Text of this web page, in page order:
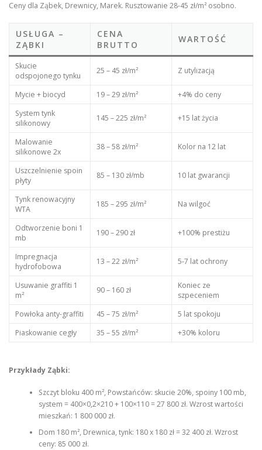
Ceny dla Ząbek, Drewnicy, Marek. Rusztowanie 28-45 zł/m² osobno.
USŁUGA –
ZĄBKI
CENA
BRUTTO
WARTOŚĆ
Skucie
odspojonego tynku
25 – 45 zł/m² Z utylizacją
Mycie + biocyd 19 – 29 zł/m²
+4% do ceny
System tynk
silikonowy
145 – 225 zł/m² +15 lat życia
Malowanie
silikonowe 2x
38 – 58 zł/m² Kolor na 12 lat
Uszczelnienie spoin
płyty
85 – 130 zł/mb 10 lat gwarancji
Tynk renowacyjny
WTA
185 – 295 zł/m² Na wilgoć
Odtworzenie boni 1
mb
190 – 290 zł +100% prestiżu
Impregnacja
hydrofobowa
13 – 22 zł/m² 5-7 lat ochrony
Usuwanie graffiti 1
m²
90 – 160 zł
Koniec ze
szpeceniem
Powłoka anty-graffiti
45 – 75 zł/m²
5 lat spokoju
Piaskowanie cegły
35 – 55 zł/m² +30% koloru
Przykłady Ząbki:
Szczyt bloku 400 m², Powstańców: skucie 20%, spoiny 100 mb,
system = 400×0,2×210 + 100×110 = 27 800 zł. Wzrost wartości
mieszkań: 1 800 000 zł.
Dom 180 m², Drewnica, tynk: 180 x 180 zł = 32 400 zł. Wzrost
ceny: 85 000 zł.